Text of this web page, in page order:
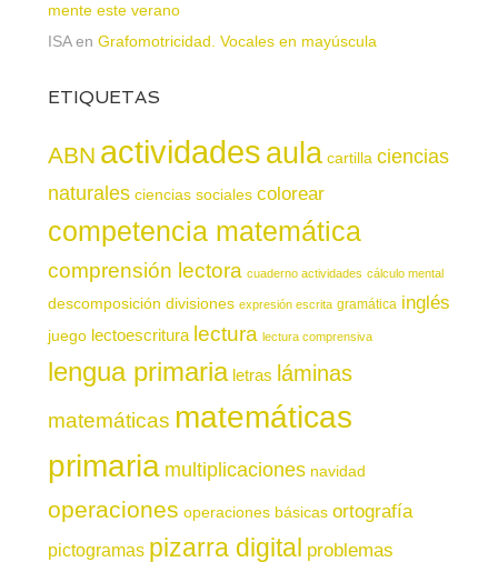
mente este verano
ISAen Grafomotricidad. Vocales en mayúscula
ETIQUETAS
ABN actividadesaula cartilla ciencias
naturales ciencias sociales colorear
competencia matemática
comprensión lectora cuaderno actividades cálculo mental
descomposición divisiones expresión escrita gramática inglés
juego lectoescritura lectura lectura comprensiva
lengua primaria letras láminas
matemáticas matemáticas
primaria multiplicaciones navidad
operaciones operaciones básicas ortografía
pictogramas pizarra digital problemas